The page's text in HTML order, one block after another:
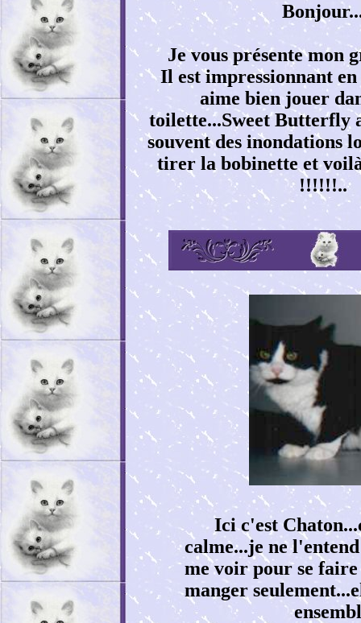
Je vous présente mon
Il est impressionnant
aime bien jouer
toilette...Sweet Butterfly
souvent des inondations
tirer la bobinette et
!!!!!!..
Ici c'est
calme...je ne
me voir pour se
manger